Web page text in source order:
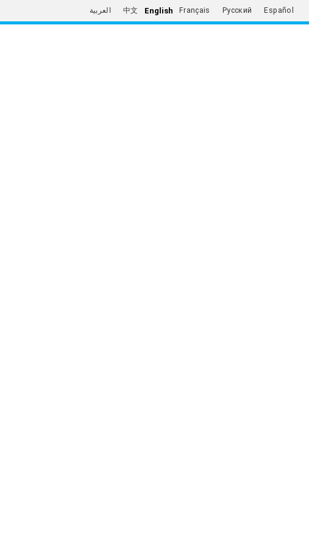
العربية 中文 English Français Русский Español